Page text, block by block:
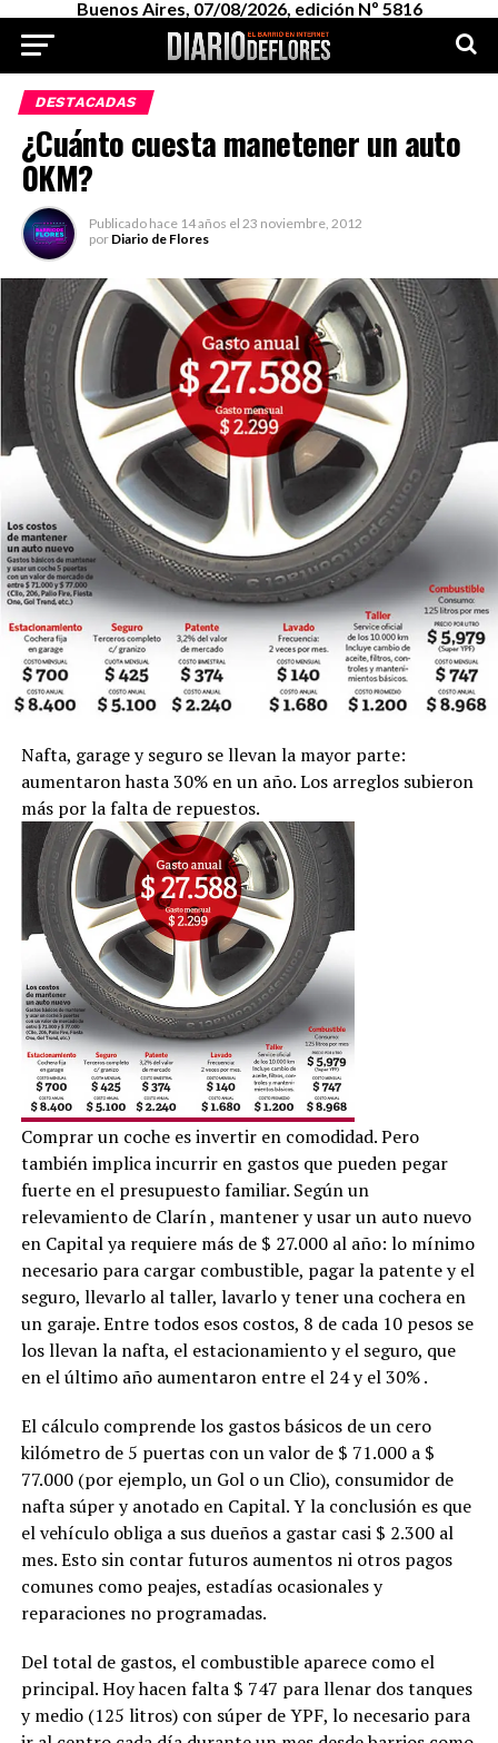
Buenos Aires, 07/08/2026, edición Nº 5816
DESTACADAS
¿Cuánto cuesta manetener un auto
0KM?
Publicado hace 14 años el 23 noviembre, 2012
por Diario de Flores
Nafta, garage y seguro se llevan la mayor parte:
aumentaron hasta 30% en un año. Los arreglos subieron
más por la falta de repuestos.
Comprar un coche es invertir en comodidad. Pero
también implica incurrir en gastos que pueden pegar
fuerte en el presupuesto familiar. Según un
relevamiento de Clarín , mantener y usar un auto nuevo
en Capital ya requiere más de $ 27.000 al año: lo mínimo
necesario para cargar combustible, pagar la patente y el
seguro, llevarlo al taller, lavarlo y tener una cochera en
un garaje. Entre todos esos costos, 8 de cada 10 pesos se
los llevan la nafta, el estacionamiento y el seguro, que
en el último año aumentaron entre el 24 y el 30% .
El cálculo comprende los gastos básicos de un cero
kilómetro de 5 puertas con un valor de $ 71.000 a $
77.000 (por ejemplo, un Gol o un Clio), consumidor de
nafta súper y anotado en Capital. Y la conclusión es que
el vehículo obliga a sus dueños a gastar casi $ 2.300 al
mes. Esto sin contar futuros aumentos ni otros pagos
comunes como peajes, estadías ocasionales y
reparaciones no programadas.
Del total de gastos, el combustible aparece como el
principal. Hoy hacen falta $ 747 para llenar dos tanques
y medio (125 litros) con súper de YPF, lo necesario para